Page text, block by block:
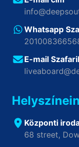
Whatsapp
E-mail
Központi
68 street,